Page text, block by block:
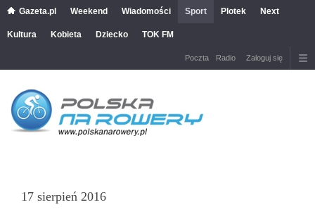
Gazeta.pl Weekend Wiadomości Sport Plotek Next
Kultura Kobieta Dziecko TOK FM
Poczta Radio Zaloguj się
17 sierpień 2016